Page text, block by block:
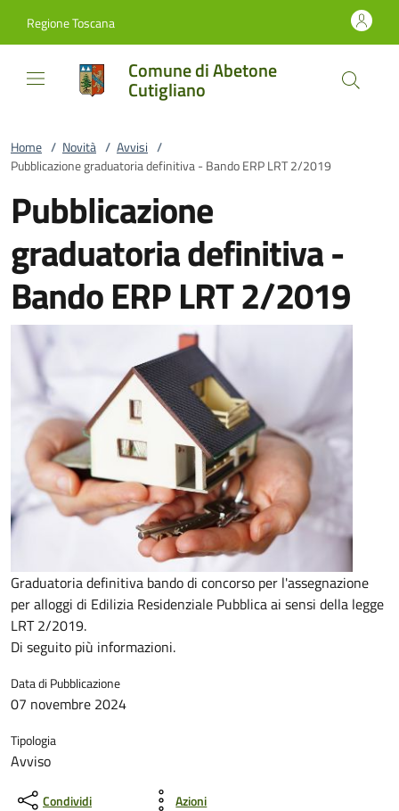
Regione Toscana
Comune di Abetone
Cutigliano
Home / Novità / Avvisi /
Pubblicazione graduatoria definitiva - Bando ERP LRT 2/2019
Pubblicazione
graduatoria definitiva -
Bando ERP LRT 2/2019
Graduatoria definitiva bando di concorso per l'assegnazione
per alloggi di Edilizia Residenziale Pubblica ai sensi della legge
LRT 2/2019.
Di seguito più informazioni.
Data di Pubblicazione
07 novembre 2024
Tipologia
Avviso
Condividi Azioni